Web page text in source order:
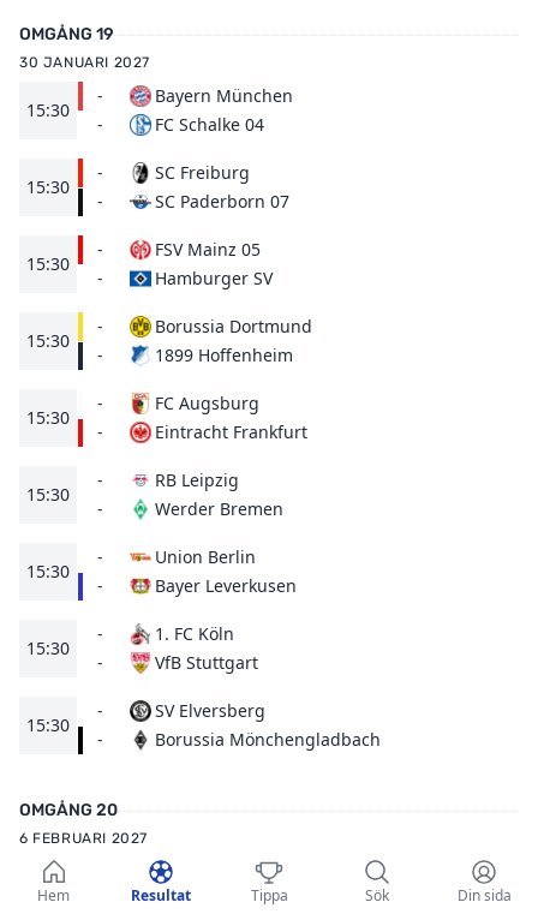
OMGÅNG 19
30 JANUARI 2027
15:30
-
-
Bayern München
FC Schalke 04
15:30
-
-
SC Freiburg
SC Paderborn 07
15:30
-
-
FSV Mainz 05
Hamburger SV
15:30
-
-
Borussia Dortmund
1899 Hoffenheim
15:30
-
-
FC Augsburg
Eintracht Frankfurt
15:30
-
-
RB Leipzig
Werder Bremen
15:30
-
-
Union Berlin
Bayer Leverkusen
15:30
-
-
1. FC Köln
VfB Stuttgart
15:30
-
-
SV Elversberg
Borussia Mönchengladbach
OMGÅNG 20
6 FEBRUARI 2027
15:30
Bayern München
SV Elversberg
Hem Resultat Tippa Sök Din sida